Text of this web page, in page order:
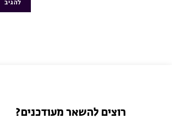
רוצים להשאר מעודכנים?